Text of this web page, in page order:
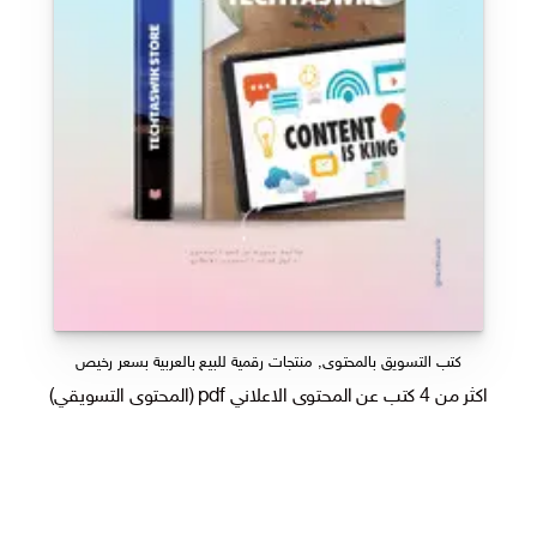
كتب التسويق بالمحتوى, منتجات رقمية للبيع بالعربية بسعر رخيص
اكثر من 4 كتب عن المحتوى الاعلاني pdf (المحتوى التسويقي)